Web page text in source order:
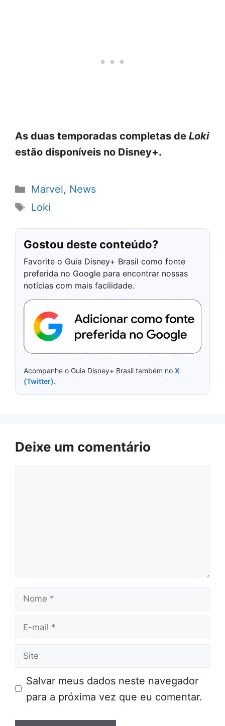
As duas temporadas completas de Loki
estão disponíveis no Disney+.
Categorias
Marvel, News
Tags
Loki
Gostou deste conteúdo?
Favorite o Guia Disney+ Brasil como fonte
preferida no Google para encontrar nossas
notícias com mais facilidade.
Acompanhe o Guia Disney+ Brasil também no X
(Twitter).
Deixe um comentário
Nome
E-
Site
Salvar meus dados neste navegador
para a próxima vez que eu comentar.